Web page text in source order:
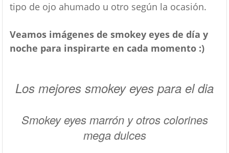
tipo de ojo ahumado u otro según la ocasión.
Veamos imágenes de smokey eyes de día y
noche para inspirarte en cada momento :)
Los mejores smokey eyes para el dia
Smokey eyes marrón y otros colorines
mega dulces